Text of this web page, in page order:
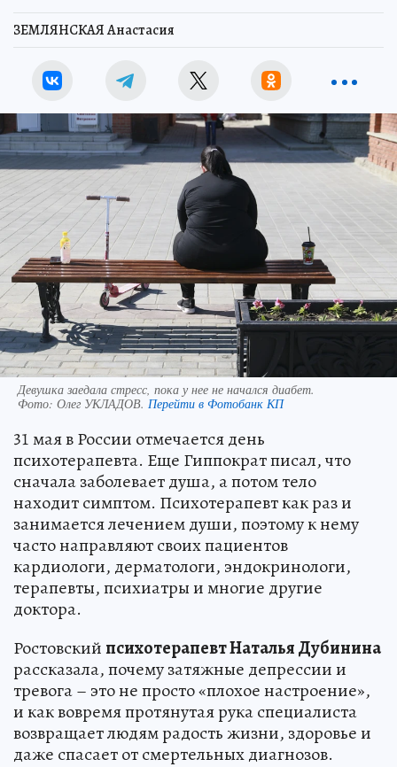
ЗЕМЛЯНСКАЯ Анастасия
Девушка заедала стресс, пока у нее не начался диабет.
Фото: Олег УКЛАДОВ. Перейти в Фотобанк КП
31 мая в России отмечается день
психотерапевта. Еще Гиппократ писал, что
сначала заболевает душа, а потом тело
находит симптом. Психотерапевт как раз и
занимается лечением души, поэтому к нему
часто направляют своих пациентов
кардиологи, дерматологи, эндокринологи,
терапевты, психиатры и многие другие
доктора.
Ростовскийпсихотерапевт Наталья Дубинина
рассказала, почему затяжные депрессии и
тревога – это не просто «плохое настроение»,
и как вовремя протянутая рука специалиста
возвращает людям радость жизни, здоровье и
даже спасает от смертельных диагнозов.